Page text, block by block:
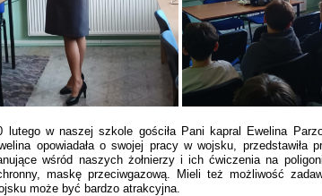
lutego w naszej szkole gościła Pani kapral Ewelina
opowiadała o swojej pracy w wojsku, przedstawiła
wśród naszych żołnierzy i ich ćwiczenia na
maskę przeciwgazową. Mieli też możliwość
może być bardzo atrakcyjna.